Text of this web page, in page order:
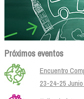
Próximos eventos
Encuentro
23-24-25 Junio